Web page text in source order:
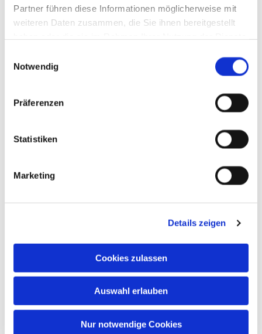
Partner führen diese Informationen möglicherweise mit
weiteren Daten zusammen, die Sie ihnen bereitgestellt
Notwendig
Präferenzen
Statistiken
Marketing
Details zeigen
Cookies zulassen
Auswahl erlauben
Nur notwendige Cookies